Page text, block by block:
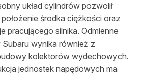
układ cylindrów pozwolił
środka ciężkości oraz
pracującego silnika. Odmienne
Subaru wynika również z
kolektorów wydechowych.
jednostek napędowych ma